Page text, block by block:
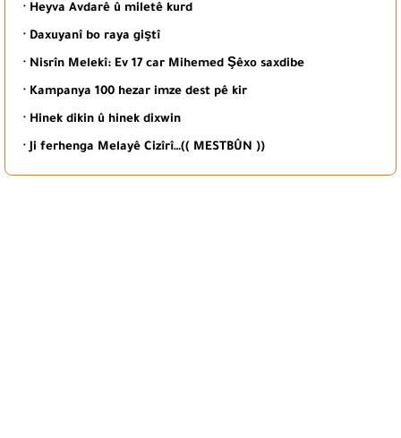
· Heyva Avdarê û miletê kurd
· Daxuyanî bo raya giştî
· Nisrîn Melekî: Ev 17 car Mihemed Şêxo saxdibe
· Kampanya 100 hezar imze dest pê kir
· Hinek dikin û hinek dixwin
· Ji ferhenga Melayê Cizîrî…(( MESTBÛN ))